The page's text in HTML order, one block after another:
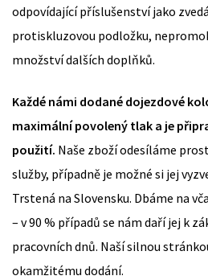
odpovídající příslušenství jako
protiskluzovou podložku,
množství dalších doplňků.
Každé námi dodané dojezdové
maximální povolený tlak a je
použití. Naše zboží odesíláme
služby, případně je možné si jej
Trstená na Slovensku. Dbáme na
– v 90 % případů se nám daří jej k
pracovních dnů. Naší silnou
okamžitému dodání.